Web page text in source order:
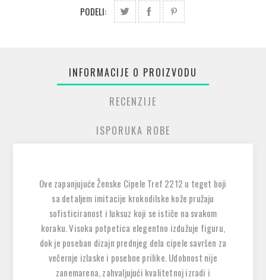
PODELI:
INFORMACIJE O PROIZVODU
RECENZIJE
ISPORUKA ROBE
Ove zapanjujuće Ženske Cipele Tref 2212 u teget boji
sa detaljem imitacije krokodilske kože pružaju
sofisticiranost i luksuz koji se ističe na svakom
koraku. Visoka potpetica elegentno izdužuje figuru,
dok je poseban dizajn prednjeg dela cipele savršen za
večernje izlaske i posebne prilike. Udobnost nije
zanemarena, zahvaljujući kvalitetnoj izradi i